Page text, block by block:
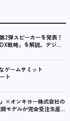
2弾スピーカーを発表！
戦略」を解説。デジタ
用事例も公開
ゲームサミット
ト
×オンキヨー株式会社の
モデルが完全受注生産で
始